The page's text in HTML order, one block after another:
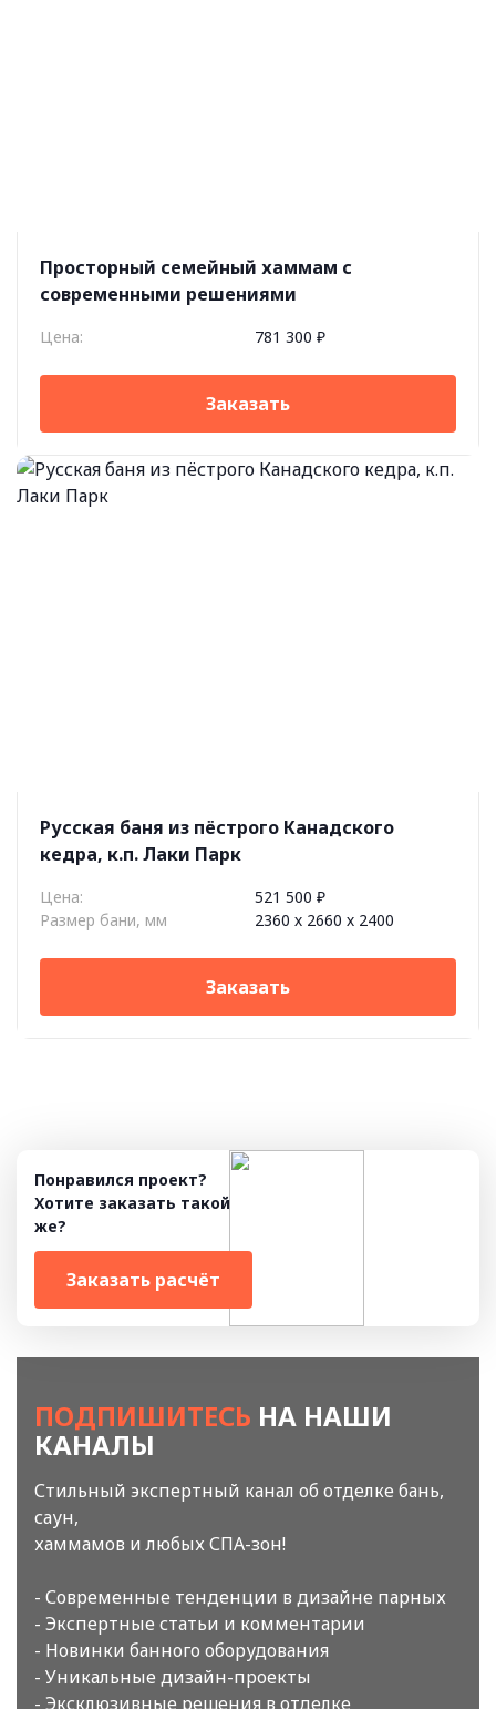
Просторный семейный хаммам с
современными решениями
Цена: 781 300 ₽
Заказать
Русская баня из пёстрого Канадского
кедра, к.п. Лаки Парк
Цена:
521 500 ₽
Размер бани, мм
2360 х 2660 х 2400
Заказать
Понравился проект?
Хотите заказать такой
же?
Заказать расчёт
ПОДПИШИТЕСЬ НА НАШИ
КАНАЛЫ
Стильный экспертный канал об отделке бань,
саун,
хаммамов и любых СПА-зон!
- Современные тенденции в дизайне парных
- Экспертные статьи и комментарии
- Новинки банного оборудования
- Уникальные дизайн-проекты
- Эксклюзивные решения в отделке